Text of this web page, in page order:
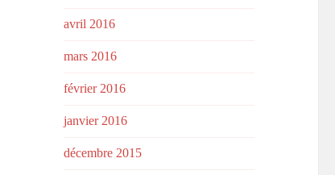
avril 2016
mars 2016
février 2016
janvier 2016
décembre 2015